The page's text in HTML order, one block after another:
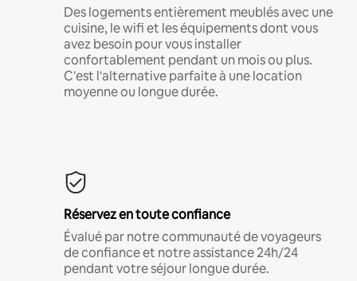
Des logements entièrement meublés avec une
cuisine, le wifi et les équipements dont vous
avez besoin pour vous installer
confortablement pendant un mois ou plus.
C'est l'alternative parfaite à une location
moyenne ou longue durée.
Réservez en toute confiance
Évalué par notre communauté de voyageurs
de confiance et notre assistance 24h/24
pendant votre séjour longue durée.